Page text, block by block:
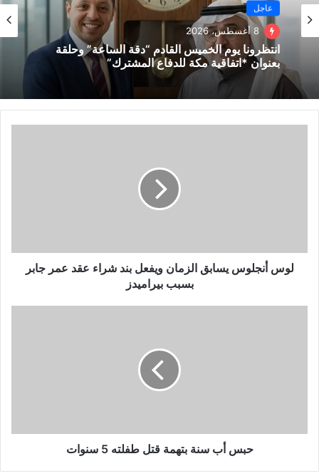
عاجل
8 أغسطس، 2026
انتظرونا يوم الخميس القادم “دقة الساعة” وحلقة
بعنوان *اتفاقية مكة للدفاع المشترك”
لوس أنجلوس يسابق الزمان ويفعل بند شراء عقد عمر جابر
بسبب بيراميدز
حبس أب سنة بتهمة قتل طفلته 5 سنوات